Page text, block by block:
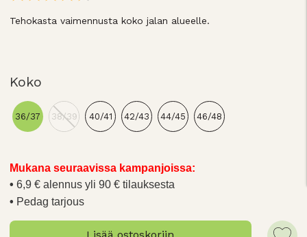
Tehokasta vaimennusta koko jalan alueelle.
Koko
36/37 38/39 40/41 42/43 44/45 46/48
Mukana seuraavissa kampanjoissa:
6,9 € alennus yli 90 € tilauksesta
Pedag tarjous